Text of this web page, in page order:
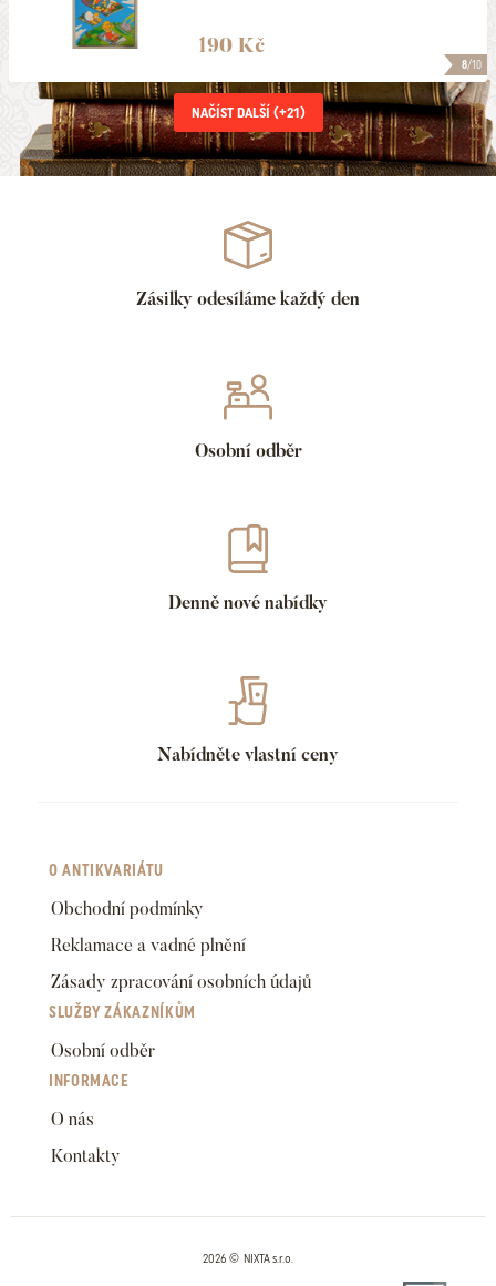
8/10
190 Kč
NAČÍST DALŠÍ (+21)
Zásilky odesíláme každý den
Osobní odběr
Denně nové nabídky
Nabídněte vlastní ceny
O ANTIKVARIÁTU
Obchodní podmínky
Reklamace a vadné plnění
Zásady zpracování osobních údajů
SLUŽBY ZÁKAZNÍKŮM
Osobní odběr
INFORMACE
O nás
Kontakty
2026 © NIXTA s.r.o.